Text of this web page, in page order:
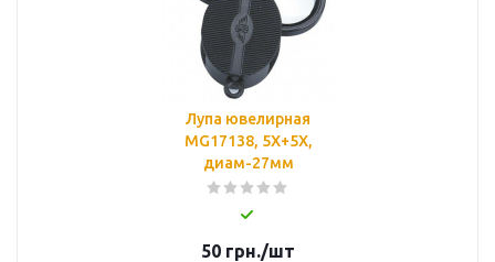
Лупа ювелирная
MG17138, 5X+5X,
диам-27мм
50 грн./шт